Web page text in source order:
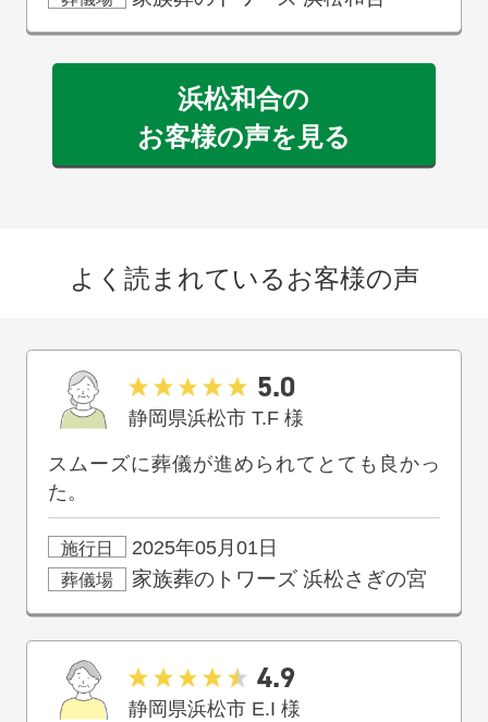
浜松和合の
お客様の声を見る
よく読まれているお客様の声
静岡県浜松市 T.F様
5.0
施行日 2025年05月01日
スムーズに葬儀が進められてとても良かっ
た。
葬儀場 家族葬のトワーズ 浜松さぎの宮
静岡県浜松市 E.I様
4.9